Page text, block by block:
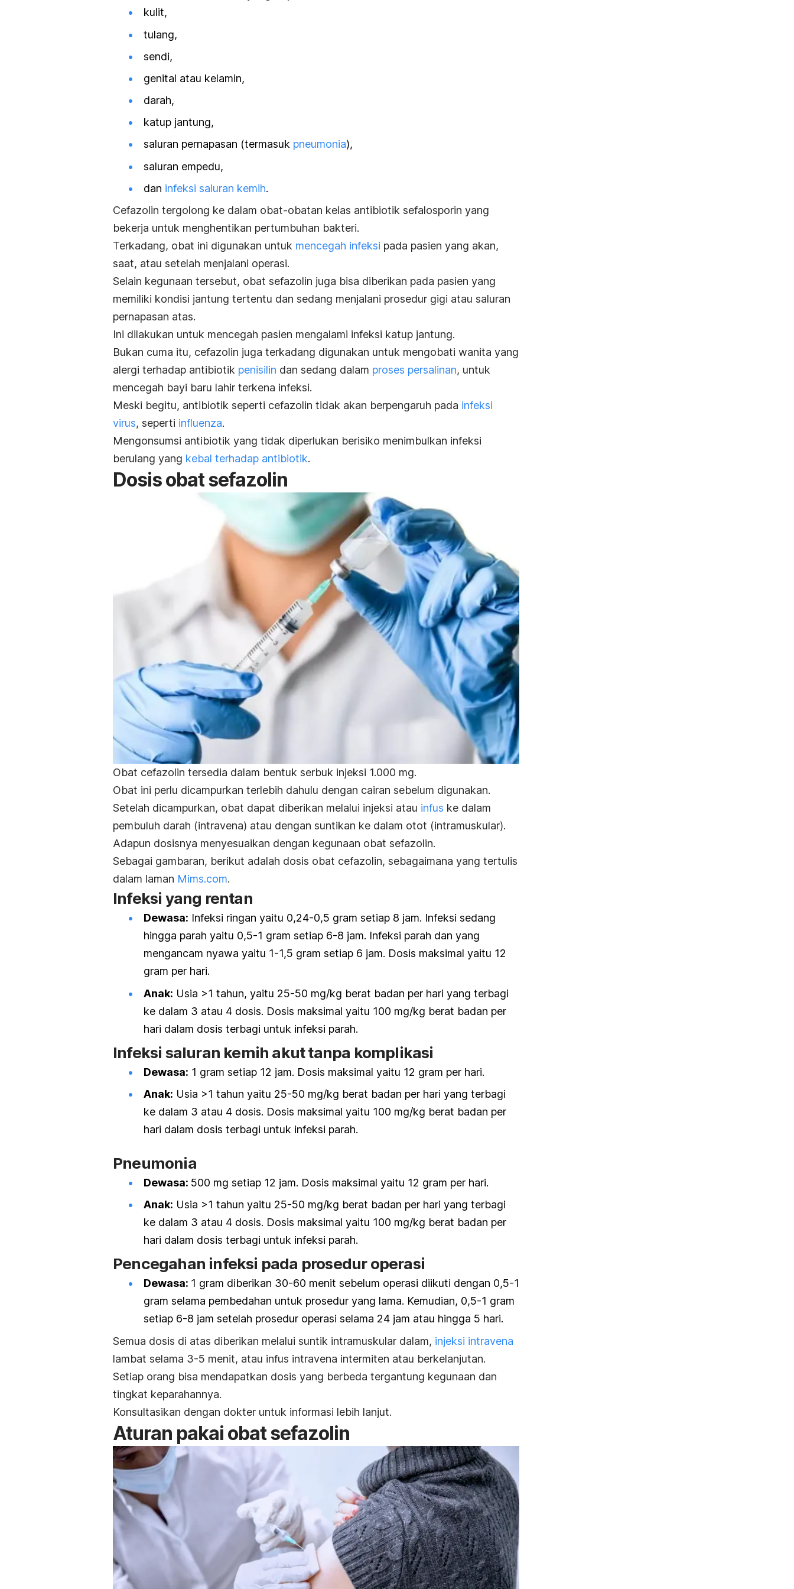
kulit,
tulang,
sendi,
genital atau kelamin,
darah,
katup jantung,
saluran pernapasan (termasuk pneumonia),
saluran empedu,
dan infeksi saluran kemih.
Cefazolin tergolong ke dalam obat-obatan kelas antibiotik sefalosporin yang
bekerja untuk menghentikan pertumbuhan bakteri.
Terkadang, obat ini digunakan untuk mencegah infeksi pada pasien yang akan,
saat, atau setelah menjalani operasi.
Selain kegunaan tersebut, obat sefazolin juga bisa diberikan pada pasien yang
memiliki kondisi jantung tertentu dan sedang menjalani prosedur gigi atau saluran
pernapasan atas.
Ini dilakukan untuk mencegah pasien mengalami infeksi katup jantung.
Bukan cuma itu, cefazolin juga terkadang digunakan untuk mengobati wanita yang
alergi terhadap antibiotik penisilin dan sedang dalam proses persalinan, untuk
mencegah bayi baru lahir terkena infeksi.
Meski begitu, antibiotik seperti cefazolin tidak akan berpengaruh pada infeksi
virus, seperti influenza.
Mengonsumsi antibiotik yang tidak diperlukan berisiko menimbulkan infeksi
berulang yang kebal terhadap antibiotik.
Dosis obat sefazolin
Obat cefazolin tersedia dalam bentuk serbuk injeksi 1.000 mg.
Obat ini perlu dicampurkan terlebih dahulu dengan cairan sebelum digunakan.
Setelah dicampurkan, obat dapat diberikan melalui injeksi atau infus ke dalam
pembuluh darah (intravena) atau dengan suntikan ke dalam otot (intramuskular).
Adapun dosisnya menyesuaikan dengan kegunaan obat sefazolin.
Sebagai gambaran, berikut adalah dosis obat cefazolin, sebagaimana yang tertulis
dalam laman Mims.com.
Infeksi yang rentan
Dewasa: Infeksi ringan yaitu 0,24-0,5 gram setiap 8 jam. Infeksi sedang
hingga parah yaitu 0,5-1 gram setiap 6-8 jam. Infeksi parah dan yang
mengancam nyawa yaitu 1-1,5 gram setiap 6 jam. Dosis maksimal yaitu 12
gram per hari.
Anak: Usia >1 tahun, yaitu 25-50 mg/kg berat badan per hari yang terbagi
ke dalam 3 atau 4 dosis. Dosis maksimal yaitu 100 mg/kg berat badan per
hari dalam dosis terbagi untuk infeksi parah.
Infeksi saluran kemih akut tanpa komplikasi
Dewasa: 1 gram setiap 12 jam. Dosis maksimal yaitu 12 gram per hari.
Anak: Usia >1 tahun yaitu 25-50 mg/kg berat badan per hari yang terbagi
ke dalam 3 atau 4 dosis. Dosis maksimal yaitu 100 mg/kg berat badan per
hari dalam dosis terbagi untuk infeksi parah.
Pneumonia
Dewasa: 500 mg setiap 12 jam. Dosis maksimal yaitu 12 gram per hari.
Anak: Usia >1 tahun yaitu 25-50 mg/kg berat badan per hari yang terbagi
ke dalam 3 atau 4 dosis. Dosis maksimal yaitu 100 mg/kg berat badan per
hari dalam dosis terbagi untuk infeksi parah.
Pencegahan infeksi pada prosedur operasi
Dewasa: 1 gram diberikan 30-60 menit sebelum operasi diikuti dengan 0,5-1
gram selama pembedahan untuk prosedur yang lama. Kemudian, 0,5-1 gram
setiap 6-8 jam setelah prosedur operasi selama 24 jam atau hingga 5 hari.
Semua dosis di atas diberikan melalui suntik intramuskular dalam, injeksi intravena
lambat selama 3-5 menit, atau infus intravena intermiten atau berkelanjutan.
Setiap orang bisa mendapatkan dosis yang berbeda tergantung kegunaan dan
tingkat keparahannya.
Konsultasikan dengan dokter untuk informasi lebih lanjut.
Aturan pakai obat sefazolin